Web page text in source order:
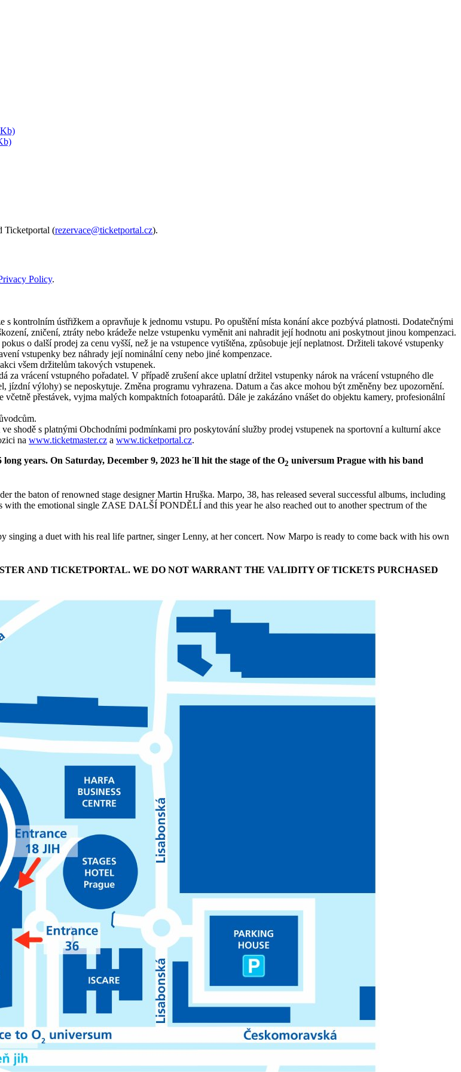
Ticketportal (rezervace@ticketportal.cz).
Policy.
kontrolním ústřižkem a opravňuje k jednomu vstupu. Po opuštění místa konání akce pozbývá platnosti. Dodatečnými
zničení, ztráty nebo krádeže nelze vstupenku vyměnit ani nahradit její hodnotu ani poskytnout jinou kompenzaci.
o další prodej za cenu vyšší, než je na vstupence vytištěna, způsobuje její neplatnost. Držiteli takové vstupenky
vstupenky bez náhrady její nominální ceny nebo jiné kompenzace.
všem držitelům takových vstupenek.
za vrácení vstupného pořadatel. V případě zrušení akce uplatní držitel vstupenky nárok na vrácení vstupného dle
výlohy) se neposkytuje. Změna programu vyhrazena. Datum a čas akce mohou být změněny bez upozornění.
přestávek, vyjma malých kompaktních fotoaparátů. Dále je zakázáno vnášet do objektu kamery, profesionální
shodě s platnými Obchodními podmínkami pro poskytování služby prodej vstupenek na sportovní a kulturní akce
na www.ticketmaster.cz a www.ticketportal.cz.
years. On Saturday, December 9, 2023 he´ll hit the stage of the O2 universum Prague with his band
the baton of renowned stage designer Martin Hruška. Marpo, 38, has released several successful albums, including
the emotional single ZASE DALŠÍ PONDĚLÍ and this year he also reached out to another spectrum of the
singing a duet with his real life partner, singer Lenny, at her concert. Now Marpo is ready to come back with his own
AND TICKETPORTAL. WE DO NOT WARRANT THE VALIDITY OF TICKETS PURCHASED